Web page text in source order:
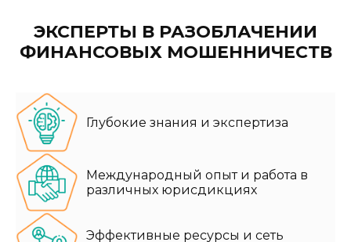
ЭКСПЕРТЫ В РАЗОБЛАЧЕНИИ
ФИНАНСОВЫХ МОШЕННИЧЕСТВ
Глубокие знания и экспертиза
Международный опыт и работа в
различных юрисдикциях
Эффективные ресурсы и сеть